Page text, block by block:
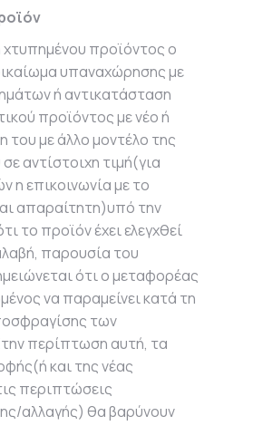
προϊόντος ο
υπαναχώρησης με
ή αντικατάσταση
προϊόντος με νέο ή
του με άλλο μοντέλο της
αντίστοιχη τιμή(για
η επικοινωνία με το
απαραίτητη)υπό την
το προϊόν έχει ελεγχθεί
παρουσία του
ότι ο μεταφορέας
να παραμείνει κατά τη
των
περίπτωση αυτή, τα
και της νέας
περιπτώσεις
αλλαγής) θα βαρύνουν